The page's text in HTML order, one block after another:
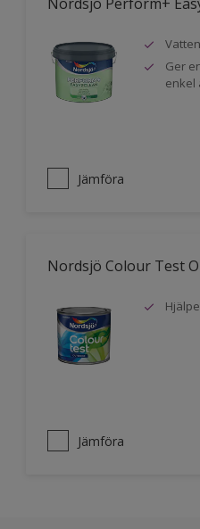
Ger
enkel
Jämföra
Nordsjö Colour Test
Jämföra